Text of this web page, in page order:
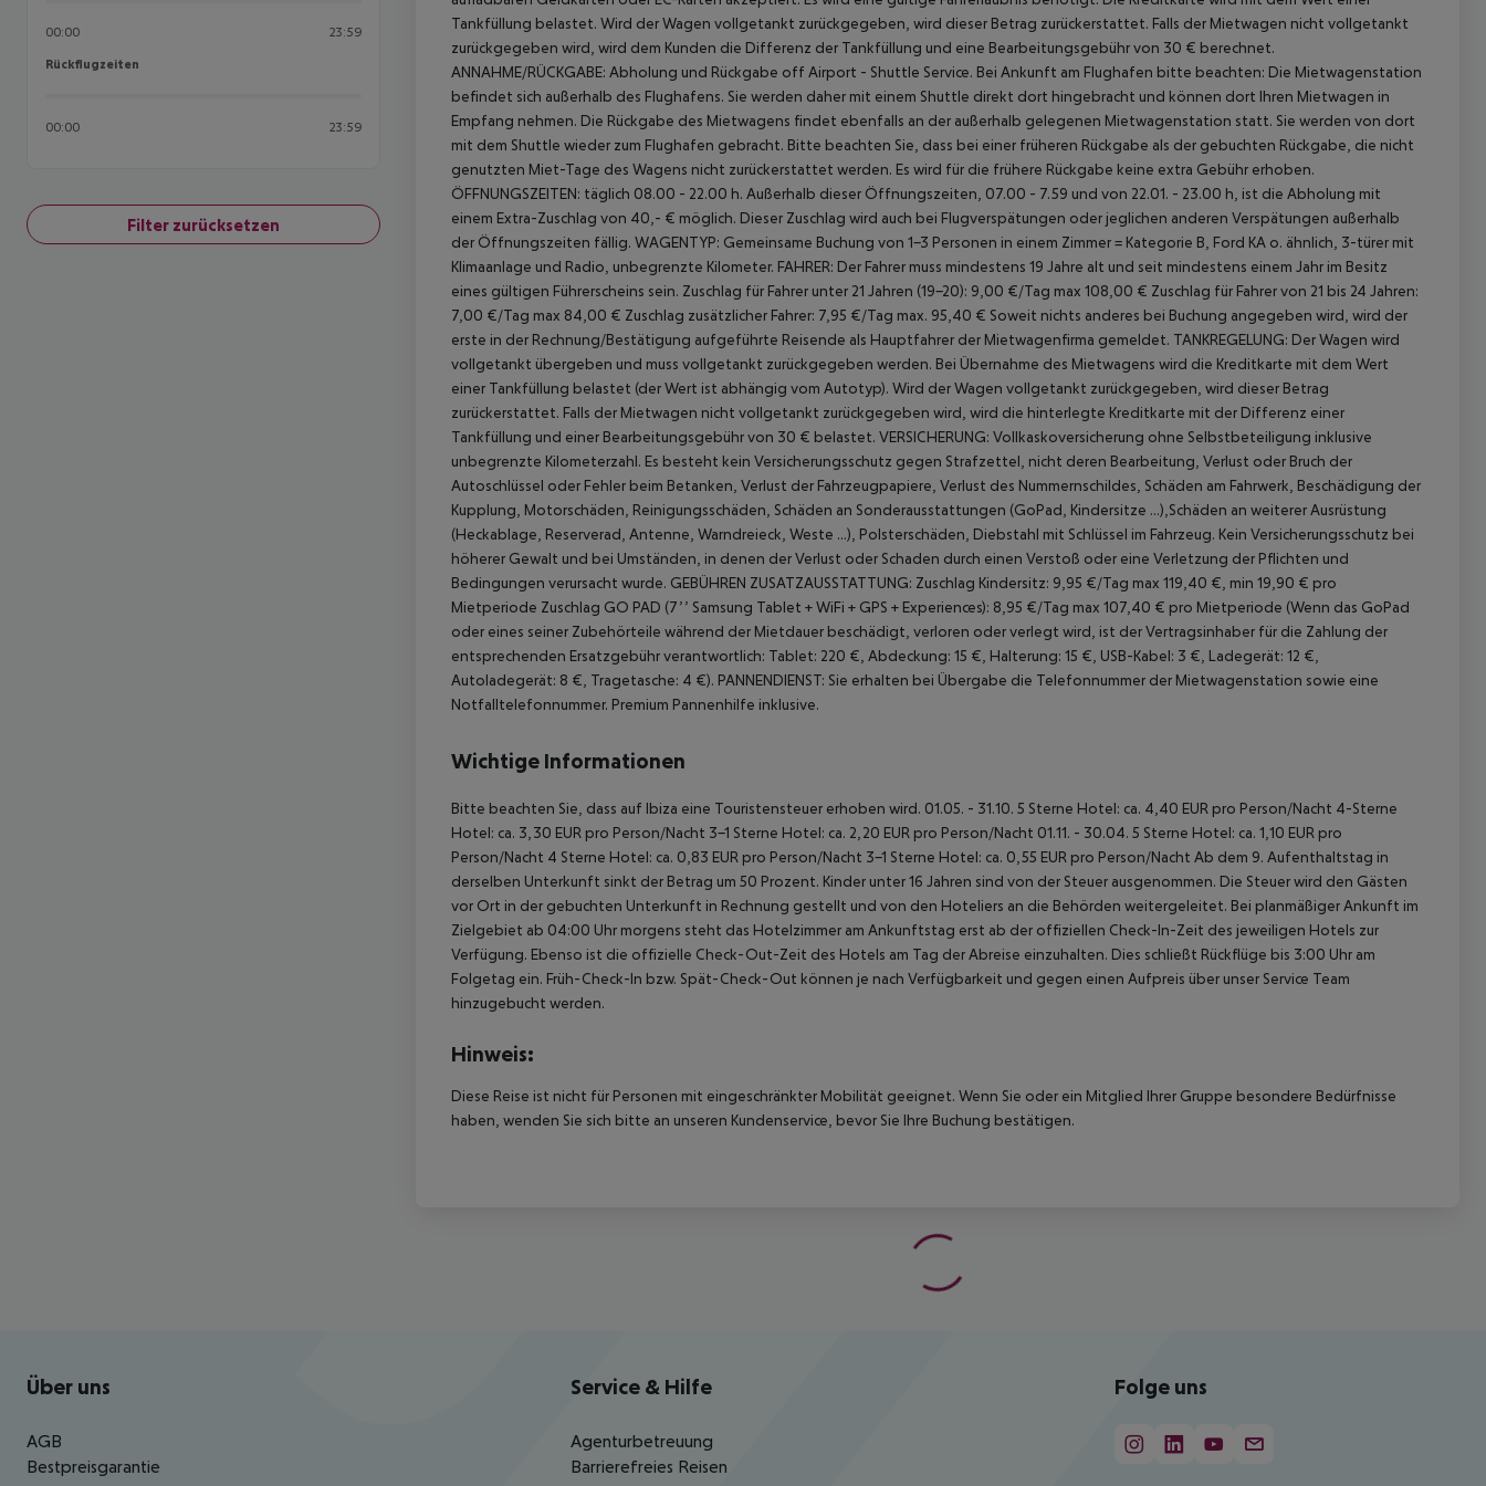
00:00 23:59
Rückflugzeiten
Rückflugzeiten
00:00 23:59
Filter zurücksetzen
Tankfüllung belastet. Wird der Wagen vollgetankt zurückgegeben, wird dieser Betrag zurückerstattet. Falls der Mietwagen nicht vollgetankt
zurückgegeben wird, wird dem Kunden die Differenz der Tankfüllung und eine Bearbeitungsgebühr von 30 € berechnet.
ANNAHME/RÜCKGABE: Abholung und Rückgabe off Airport - Shuttle Service. Bei Ankunft am Flughafen bitte beachten: Die Mietwagenstation
befindet sich außerhalb des Flughafens. Sie werden daher mit einem Shuttle direkt dort hingebracht und können dort Ihren Mietwagen in
Empfang nehmen. Die Rückgabe des Mietwagens findet ebenfalls an der außerhalb gelegenen Mietwagenstation statt. Sie werden von dort
mit dem Shuttle wieder zum Flughafen gebracht. Bitte beachten Sie, dass bei einer früheren Rückgabe als der gebuchten Rückgabe, die nicht
genutzten Miet-Tage des Wagens nicht zurückerstattet werden. Es wird für die frühere Rückgabe keine extra Gebühr erhoben.
ÖFFNUNGSZEITEN: täglich 08.00 - 22.00 h. Außerhalb dieser Öffnungszeiten, 07.00 - 7.59 und von 22.01. - 23.00 h, ist die Abholung mit
einem Extra-Zuschlag von 40,- € möglich. Dieser Zuschlag wird auch bei Flugverspätungen oder jeglichen anderen Verspätungen außerhalb
der Öffnungszeiten fällig. WAGENTYP: Gemeinsame Buchung von 1-3 Personen in einem Zimmer = Kategorie B, Ford KA o. ähnlich, 3-türer mit
Klimaanlage und Radio, unbegrenzte Kilometer. FAHRER: Der Fahrer muss mindestens 19 Jahre alt und seit mindestens einem Jahr im Besitz
eines gültigen Führerscheins sein. Zuschlag für Fahrer unter 21 Jahren (19-20): 9,00 €/Tag max 108,00 € Zuschlag für Fahrer von 21 bis 24 Jahren:
7,00 €/Tag max 84,00 € Zuschlag zusätzlicher Fahrer: 7,95 €/Tag max. 95,40 € Soweit nichts anderes bei Buchung angegeben wird, wird der
erste in der Rechnung/Bestätigung aufgeführte Reisende als Hauptfahrer der Mietwagenfirma gemeldet. TANKREGELUNG: Der Wagen wird
vollgetankt übergeben und muss vollgetankt zurückgegeben werden. Bei Übernahme des Mietwagens wird die Kreditkarte mit dem Wert
einer Tankfüllung belastet (der Wert ist abhängig vom Autotyp). Wird der Wagen vollgetankt zurückgegeben, wird dieser Betrag
zurückerstattet. Falls der Mietwagen nicht vollgetankt zurückgegeben wird, wird die hinterlegte Kreditkarte mit der Differenz einer
Tankfüllung und einer Bearbeitungsgebühr von 30 € belastet. VERSICHERUNG: Vollkaskoversicherung ohne Selbstbeteiligung inklusive
unbegrenzte Kilometerzahl. Es besteht kein Versicherungsschutz gegen Strafzettel, nicht deren Bearbeitung, Verlust oder Bruch der
Autoschlüssel oder Fehler beim Betanken, Verlust der Fahrzeugpapiere, Verlust des Nummernschildes, Schäden am Fahrwerk, Beschädigung der
Kupplung, Motorschäden, Reinigungsschäden, Schäden an Sonderausstattungen (GoPad, Kindersitze ...),Schäden an weiterer Ausrüstung
(Heckablage, Reserverad, Antenne, Warndreieck, Weste ...), Polsterschäden, Diebstahl mit Schlüssel im Fahrzeug. Kein Versicherungsschutz bei
höherer Gewalt und bei Umständen, in denen der Verlust oder Schaden durch einen Verstoß oder eine Verletzung der Pflichten und
Bedingungen verursacht wurde. GEBÜHREN ZUSATZAUSSTATTUNG: Zuschlag Kindersitz: 9,95 €/Tag max 119,40 €, min 19,90 € pro
Mietperiode Zuschlag GO PAD (7’’ Samsung Tablet + WiFi + GPS + Experiences): 8,95 €/Tag max 107,40 € pro Mietperiode (Wenn das GoPad
oder eines seiner Zubehörteile während der Mietdauer beschädigt, verloren oder verlegt wird, ist der Vertragsinhaber für die Zahlung der
entsprechenden Ersatzgebühr verantwortlich: Tablet: 220 €, Abdeckung: 15 €, Halterung: 15 €, USB-Kabel: 3 €, Ladegerät: 12 €,
Autoladegerät: 8 €, Tragetasche: 4 €). PANNENDIENST: Sie erhalten bei Übergabe die Telefonnummer der Mietwagenstation sowie eine
Notfalltelefonnummer. Premium Pannenhilfe inklusive.
Wichtige Informationen
Bitte beachten Sie, dass auf Ibiza eine Touristensteuer erhoben wird. 01.05. - 31.10. 5 Sterne Hotel: ca. 4,40 EUR pro Person/Nacht 4-Sterne
Hotel: ca. 3,30 EUR pro Person/Nacht 3-1 Sterne Hotel: ca. 2,20 EUR pro Person/Nacht 01.11. - 30.04. 5 Sterne Hotel: ca. 1,10 EUR pro
Person/Nacht 4 Sterne Hotel: ca. 0,83 EUR pro Person/Nacht 3-1 Sterne Hotel: ca. 0,55 EUR pro Person/Nacht Ab dem 9. Aufenthaltstag in
derselben Unterkunft sinkt der Betrag um 50 Prozent. Kinder unter 16 Jahren sind von der Steuer ausgenommen. Die Steuer wird den Gästen
vor Ort in der gebuchten Unterkunft in Rechnung gestellt und von den Hoteliers an die Behörden weitergeleitet. Bei planmäßiger Ankunft im
Zielgebiet ab 04:00 Uhr morgens steht das Hotelzimmer am Ankunftstag erst ab der offiziellen Check-In-Zeit des jeweiligen Hotels zur
Verfügung. Ebenso ist die offizielle Check-Out-Zeit des Hotels am Tag der Abreise einzuhalten. Dies schließt Rückflüge bis 3:00 Uhr am
Folgetag ein. Früh-Check-In bzw. Spät-Check-Out können je nach Verfügbarkeit und gegen einen Aufpreis über unser Service Team
hinzugebucht werden.
Hinweis:
Diese Reise ist nicht für Personen mit eingeschränkter Mobilität geeignet. Wenn Sie oder ein Mitglied Ihrer Gruppe besondere Bedürfnisse
haben, wenden Sie sich bitte an unseren Kundenservice, bevor Sie Ihre Buchung bestätigen.
Footer navigation
Über uns
AGB
Bestpreisgarantie
Service & Hilfe
Agenturbetreuung
Barrierefreies Reisen
Folge uns